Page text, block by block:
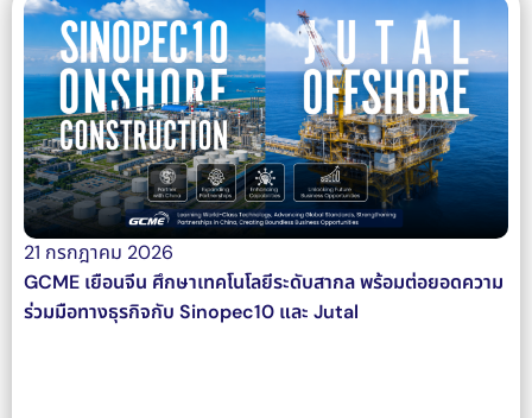
21 กรกฎาคม 2026
GCME เยือนจีน ศึกษาเทคโนโลยีระดับสากล พร้อมต่อยอดความ
ร่วมมือทางธุรกิจกับ Sinopec10 และ Jutal